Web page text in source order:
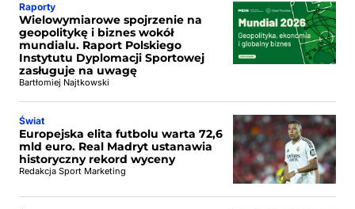
Raporty
Wielowymiarowe spojrzenie na
geopolitykę i biznes wokół
mundialu. Raport Polskiego
Instytutu Dyplomacji Sportowej
zasługuje na uwagę
Bartłomiej Najtkowski
Świat
Europejska elita futbolu warta 72,6
mld euro. Real Madryt ustanawia
historyczny rekord wyceny
Redakcja Sport Marketing